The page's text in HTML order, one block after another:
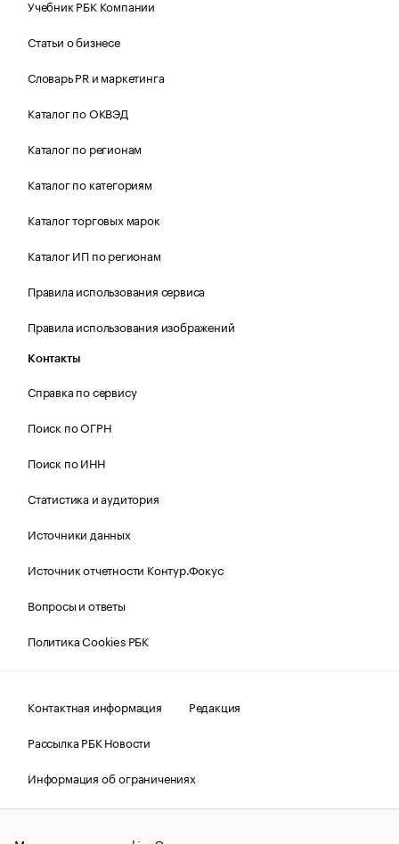
Учебник РБК Компании
Статьи о бизнесе
Словарь PR и маркетинга
Каталог по ОКВЭД
Каталог по регионам
Каталог по категориям
Каталог торговых марок
Каталог ИП по регионам
Правила использования сервиса
Правила использования изображений
Контакты
Справка по сервису
Поиск по ОГРН
Поиск по ИНН
Статистика и аудитория
Источники данных
Источник отчетности Контур.Фокус
Вопросы и ответы
Политика Cookies РБК
Контактная информация
Редакция
Рассылка РБК Новости
Информация об ограничениях
Правовая информация
О соблюдении авторских прав